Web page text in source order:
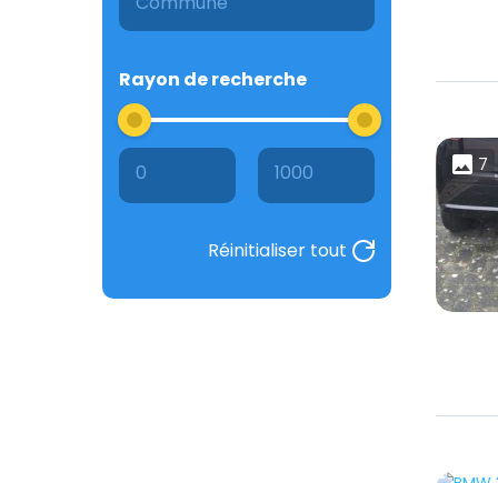
Rayon de recherche
0 1000
Réinitialiser tout
7